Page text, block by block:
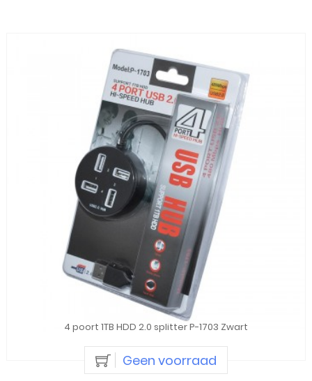
4 poort 1TB HDD 2.0 splitter P-1703 Zwart
Geen voorraad